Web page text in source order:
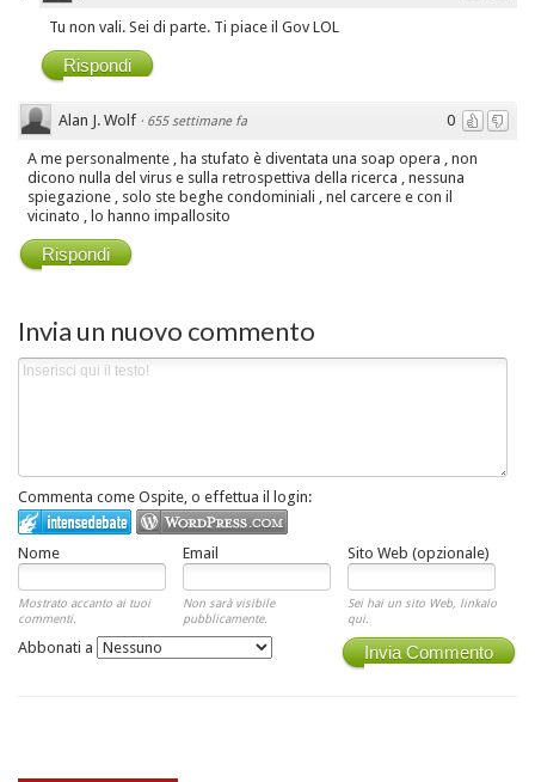
Tu non vali. Sei di parte. Ti piace il Gov LOL
Rispondi
0
Alan J. Wolf · 655 settimane fa
A me personalmente , ha stufato è diventata una soap opera , non
dicono nulla del virus e sulla retrospettiva della ricerca , nessuna
spiegazione , solo ste beghe condominiali , nel carcere e con il
vicinato , lo hanno impallosito
Rispondi
Invia un nuovo commento
Commenta come Ospite, o effettua il login:
Nome Email Sito Web (opzionale)
Mostrato accanto ai tuoi
commenti.
Non sarà visibile
pubblicamente.
Sei hai un sito Web, linkalo
qui.
Invia Commento
Abbonati a